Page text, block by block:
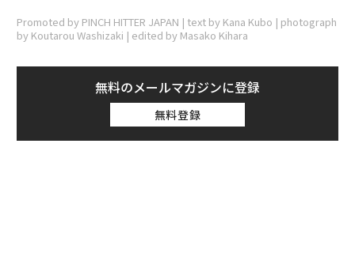
Promoted by PINCH HITTER JAPAN | text by Kana Kubo | photograph
by Koutarou Washizaki | edited by Masako Kihara
無料のメールマガジンに登録
無料登録